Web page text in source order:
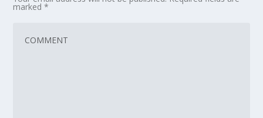
marked*